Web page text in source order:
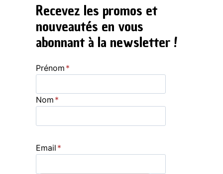
Recevez les promos et
nouveautés en vous
abonnant à la newsletter !
Prénom *
Nom *
Email *